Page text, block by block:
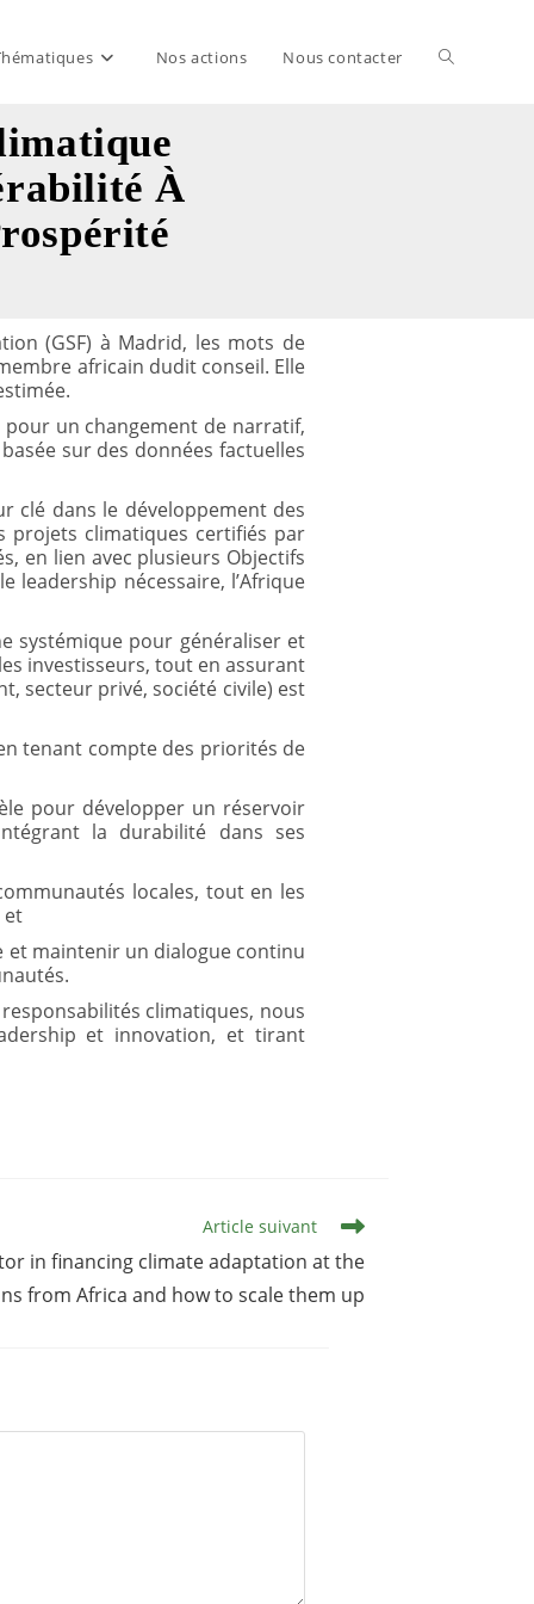
Nos actions Nous contacter Toggle
À
(GSF) à Madrid, les mots de
africain dudit conseil. Elle
un changement de narratif,
sur des données factuelles
clé dans le développement des
projets climatiques certifiés par
en lien avec plusieurs Objectifs
leadership nécessaire, l’Afrique
systémique pour généraliser et
investisseurs, tout en assurant
secteur privé, société civile) est
tenant compte des priorités de
pour développer un réservoir
la durabilité dans ses
locales, tout en les
et
et maintenir un dialogue continu
climatiques, nous
et innovation, et tirant
Article suivant
in financing climate adaptation at the
from Africa and how to scale them up